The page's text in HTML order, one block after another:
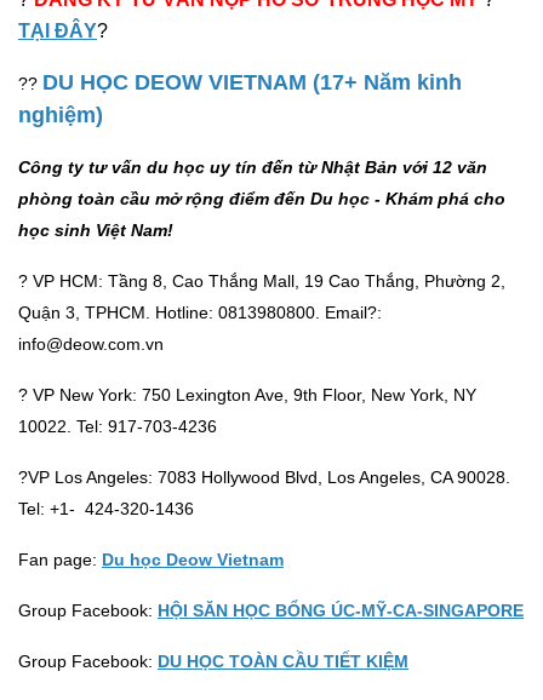
TẠI ĐÂY?
?? DU HỌC DEOW VIETNAM (17+ Năm kinh
nghiệm)
Công ty tư vấn du học uy tín đến từ Nhật Bản với 12 văn
phòng toàn cầu mở rộng điểm đến Du học - Khám phá cho
học sinh Việt Nam!
? VP HCM: Tầng 8, Cao Thắng Mall, 19 Cao Thắng, Phường 2,
Quận 3, TPHCM. Hotline: 0813980800. Email?:
info@deow.com.vn
? VP New York: 750 Lexington Ave, 9th Floor, New York, NY
10022. Tel: 917-703-4236
?VP Los Angeles: 7083 Hollywood Blvd, Los Angeles, CA 90028.
Tel: +1- 424-320-1436
Fan page: Du học Deow Vietnam
Group Facebook: HỘI SĂN HỌC BỔNG ÚC-MỸ-CA-SINGAPORE
Group Facebook: DU HỌC TOÀN CẦU TIẾT KIỆM